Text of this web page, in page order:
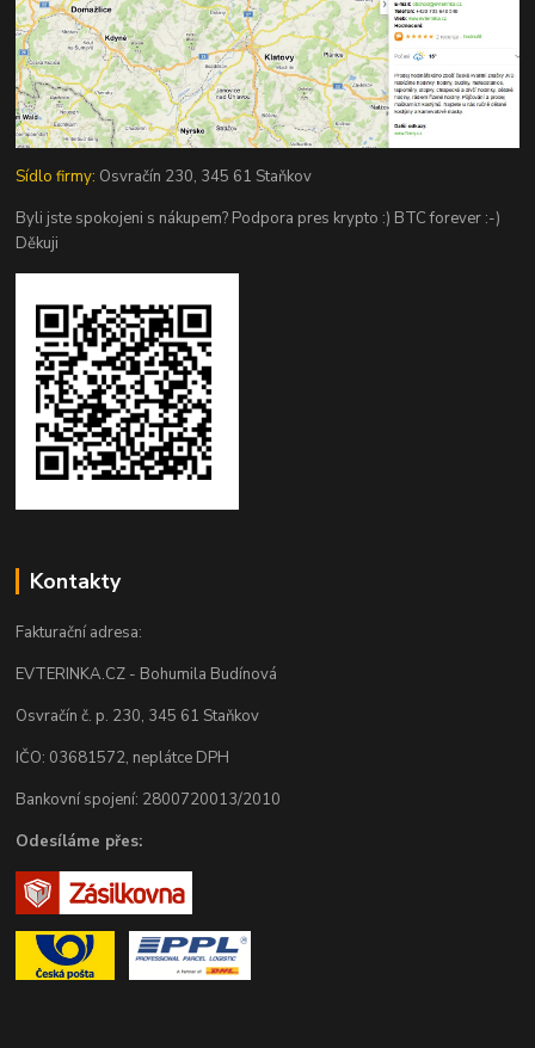
Sídlo firmy: Osvračín 230, 345 61 Staňkov
Byli jste spokojeni s nákupem? Podpora pres krypto :) BTC forever :-)
Děkuji
Kontakty
Fakturační adresa:
EVTERINKA.CZ - Bohumila Budínová
Osvračín č. p. 230, 345 61 Staňkov
IČO: 03681572, neplátce DPH
Bankovní spojení: 2800720013/2010
Odesíláme přes: